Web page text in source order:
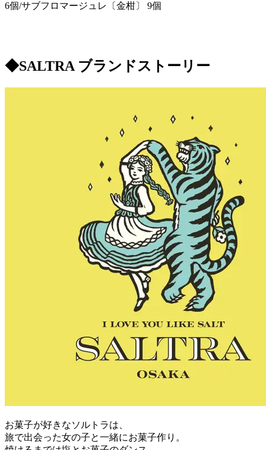
6個/サブフロマージュレ〔金柑〕 9個
◆SALTRA ブランドストーリー
お菓子が好きなソルトラは、
旅で出会った女の子と一緒にお菓子作り。